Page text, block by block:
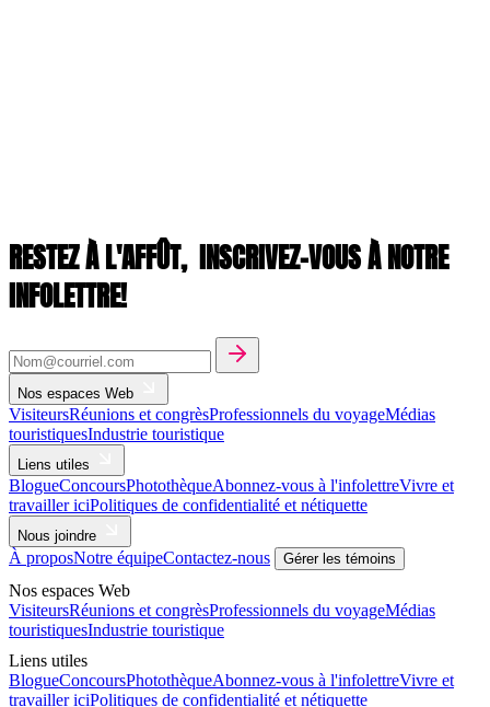
RESTEZ À L'AFFÛT, INSCRIVEZ-VOUS À NOTRE
INFOLETTRE!
Nos espaces Web
VisiteursRéunions et congrèsProfessionnels du voyageMédias
touristiquesIndustrie touristique
Liens utiles
BlogueConcoursPhotothèqueAbonnez-vous à l'infolettreVivre et
travailler iciPolitiques de confidentialité et nétiquette
Nous joindre
À proposNotre équipeContactez-nous Gérer les témoins
Nos espaces Web
VisiteursRéunions et congrèsProfessionnels du voyageMédias
touristiquesIndustrie touristique
Liens utiles
BlogueConcoursPhotothèqueAbonnez-vous à l'infolettreVivre et
travailler iciPolitiques de confidentialité et nétiquette